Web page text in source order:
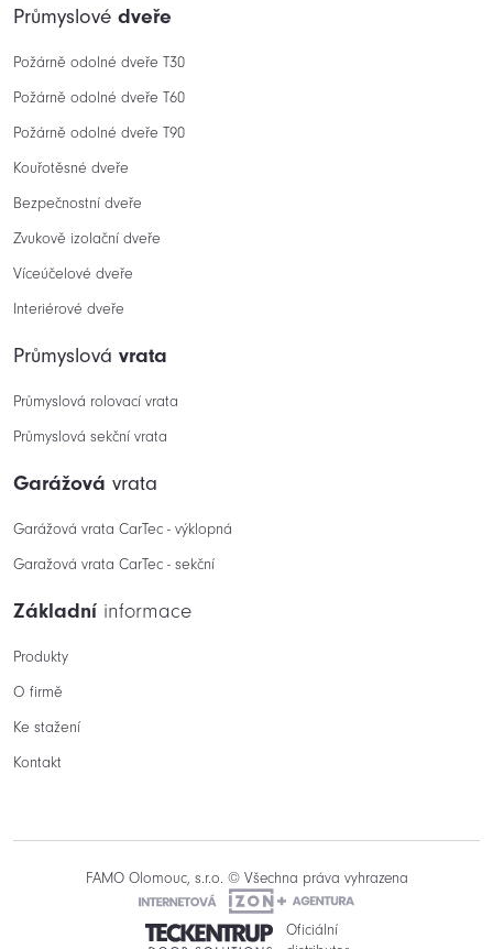
Průmyslové dveře
Požárně odolné dveře T30
Požárně odolné dveře T60
Požárně odolné dveře T90
Kouřotěsné dveře
Bezpečnostní dveře
Zvukově izolační dveře
Víceúčelové dveře
Interiérové dveře
Průmyslová vrata
Průmyslová rolovací vrata
Průmyslová sekční vrata
Garážová vrata
Garážová vrata CarTec - výklopná
Garažová vrata CarTec - sekční
Základní informace
Produkty
O firmě
Ke stažení
Kontakt
FAMO Olomouc, s.r.o. © Všechna práva vyhrazena
Oficiální